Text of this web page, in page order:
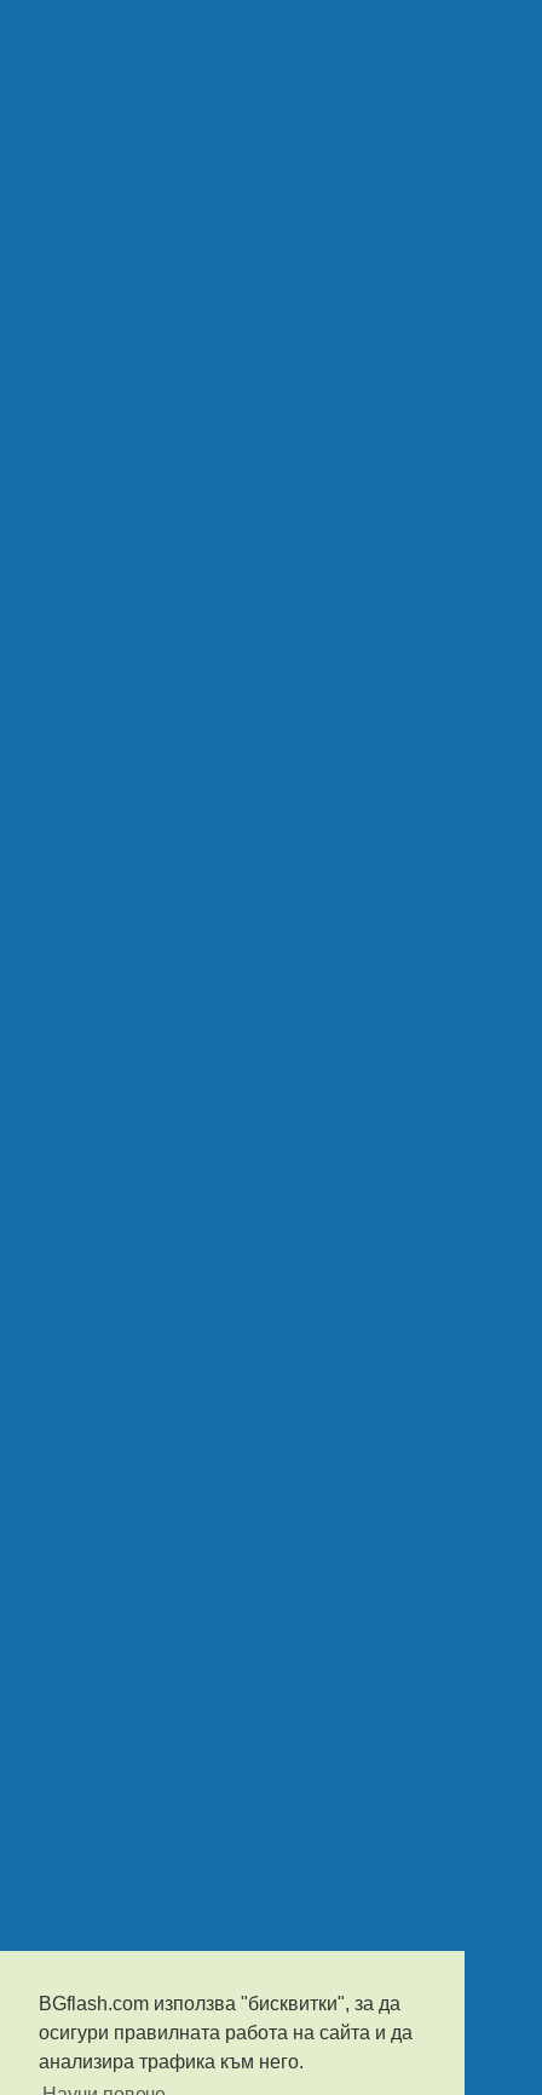
BGflash.com използва "бисквитки", за да
осигури правилната работа на сайта и да
анализира трафика към него.